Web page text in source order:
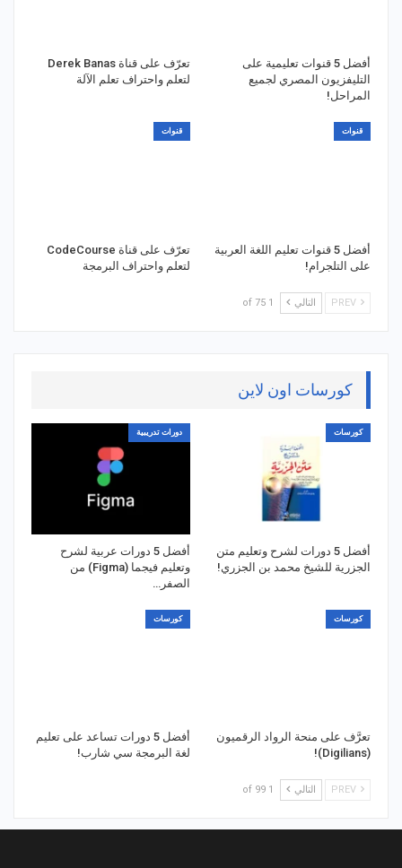
أفضل 5 قنوات تعليمية على
التليفزيون المصري لجميع
المراحل!
تعرّف على قناة Derek Banas
لتعلم واحتراف تعلم الآلة
قنوات
أفضل 5 قنوات تعليم اللغة العربية
على التلجرام!
قنوات
تعرّف على قناة CodeCourse
لتعلم واحتراف البرمجة
التالي 1 of 75
كورسات اون لاين
كورسات
أفضل 5 دورات لشرح وتعليم متن
الجزرية للشيخ محمد بن الجزري!
دورات تدريبية
أفضل 5 دورات عربية لشرح
وتعليم فيجما (Figma) من
الصفر…
كورسات
تعرَّف على منحة الرواد الرقميون
(Digilians)!
كورسات
أفضل 5 دورات تساعد على تعليم
لغة البرمجة سي شارب!
التالي 1 of 99